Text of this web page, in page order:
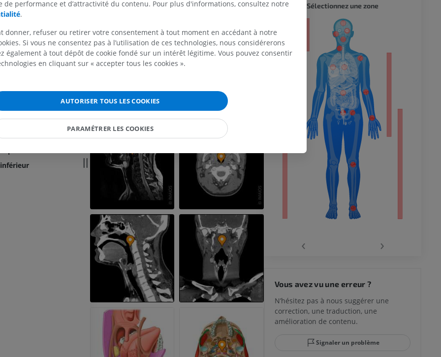
inférieur du pharynx
Galerie
SUPÉRIEUR
IRM du membre supérieur
IRM
PREMIUM
IRM du poignet
Radiographies du membre
MEMBRE INFÉRIEUR
Membre inférieur
Illustrations
PREMIUM
Radiographies
IRM du membre inférieur
IRM
IRM de hanche
IRM du genou
PREMIUM
Arthroscanner du genou
Arthroscanner
PREMIUM
IRM de la cheville et de
l'arrière-pied
PREMIUM
Sélectionnez une zone
‹ ›
Vous avez vu une erreur ?
N’hésitez pas à nous suggérer une
correction, une traduction, une
amélioration de contenu.
Signaler un problème
de performance et d’attractivité du contenu. Pour plus d'informations, consultez notre
.
donner, refuser ou retirer votre consentement à tout moment en accédant à notre
Si vous ne consentez pas à l’utilisation de ces technologies, nous considérerons
également à tout dépôt de cookie fondé sur un intérêt légitime. Vous pouvez consentir
en cliquant sur « accepter tous les cookies ».
AUTORISER TOUS LES COOKIES
PARAMÉTRER LES COOKIES